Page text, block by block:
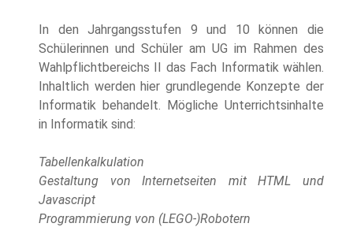
In den Jahrgangsstufen 9 und 10 können die
Schülerinnen und Schüler am UG im Rahmen des
Wahlpflichtbereichs II das Fach Informatik wählen.
Inhaltlich werden hier grundlegende Konzepte der
Informatik behandelt. Mögliche Unterrichtsinhalte
in Informatik sind:
Tabellenkalkulation
Gestaltung von Internetseiten mit HTML und
Javascript
Programmierung von (LEGO-)Robotern